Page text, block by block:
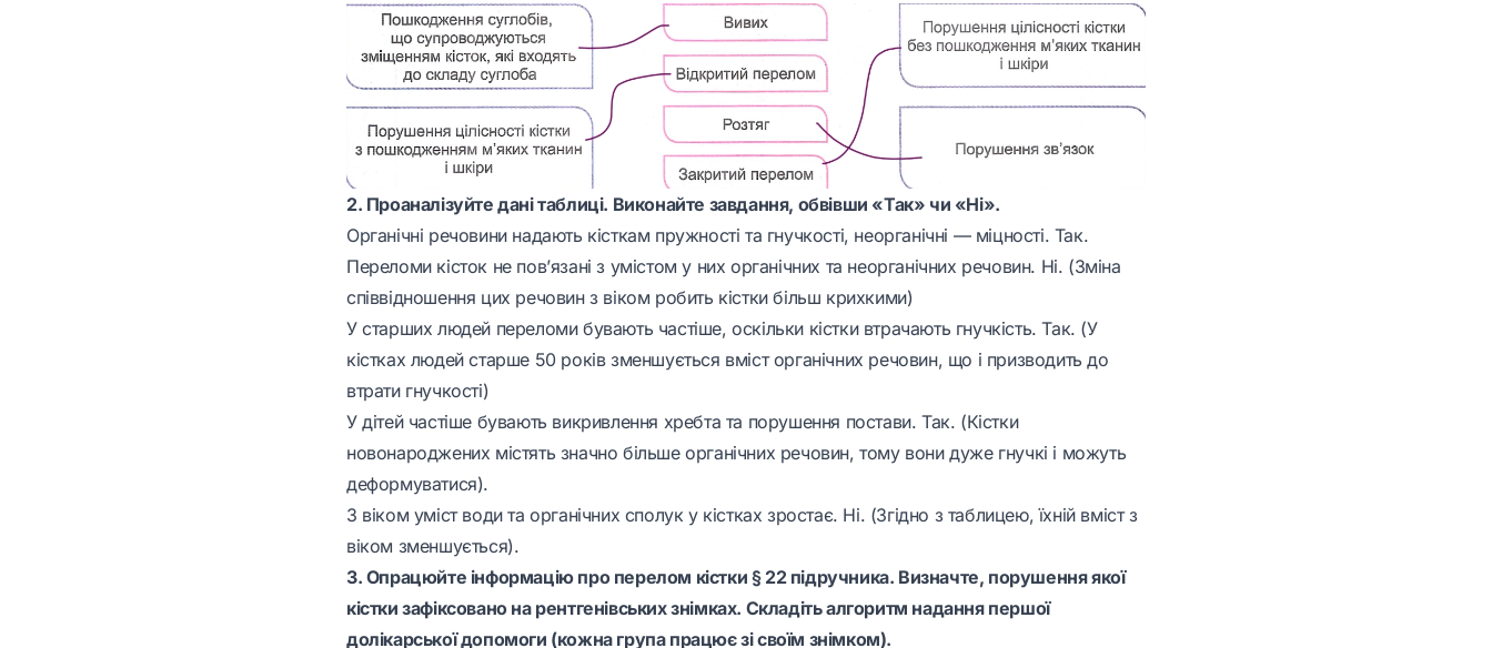
2. Проаналізуйте дані таблиці. Виконайте завдання, обвівши «Так» чи «Ні».
Органічні речовини надають кісткам пружності та гнучкості, неорганічні — міцності. Так.
Переломи кісток не пов’язані з умістом у них органічних та неорганічних речовин. Ні. (Зміна
співвідношення цих речовин з віком робить кістки більш крихкими)
У старших людей переломи бувають частіше, оскільки кістки втрачають гнучкість. Так. (У
кістках людей старше 50 років зменшується вміст органічних речовин, що і призводить до
втрати гнучкості)
У дітей частіше бувають викривлення хребта та порушення постави. Так. (Кістки
новонароджених містять значно більше органічних речовин, тому вони дуже гнучкі і можуть
деформуватися).
З віком уміст води та органічних сполук у кістках зростає. Ні. (Згідно з таблицею, їхній вміст з
віком зменшується).
3. Опрацюйте інформацію про перелом кістки § 22 підручника. Визначте, порушення якої
кістки зафіксовано на рентгенівських знімках. Складіть алгоритм надання першої
долікарської допомоги (кожна група працює зі своїм знімком).